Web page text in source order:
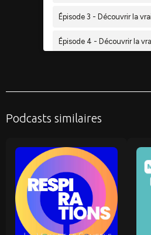
Podcasts similaires